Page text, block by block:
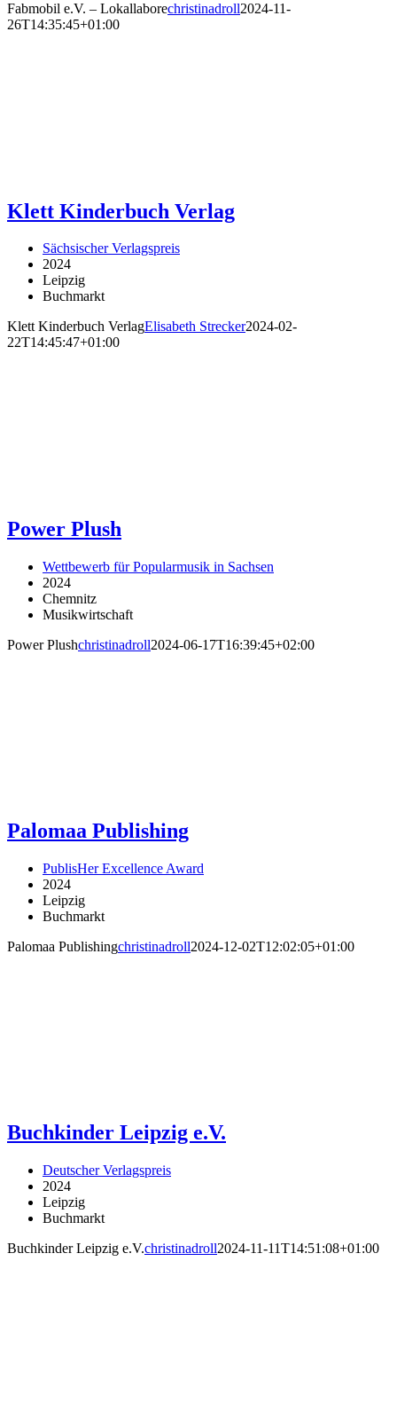
Fabmobil e.V. – Lokallaborechristinadroll2024-11-
26T14:35:45+01:00
Klett Kinderbuch Verlag
Sächsischer Verlagspreis
2024
Leipzig
Buchmarkt
Klett Kinderbuch VerlagElisabeth Strecker2024-02-
22T14:45:47+01:00
Power Plush
Wettbewerb für Popularmusik in Sachsen
2024
Chemnitz
Musikwirtschaft
Power Plushchristinadroll2024-06-17T16:39:45+02:00
Palomaa Publishing
PublisHer Excellence Award
2024
Leipzig
Buchmarkt
Palomaa Publishingchristinadroll2024-12-02T12:02:05+01:00
Buchkinder Leipzig e.V.
Deutscher Verlagspreis
2024
Leipzig
Buchmarkt
Buchkinder Leipzig e.V.christinadroll2024-11-11T14:51:08+01:00